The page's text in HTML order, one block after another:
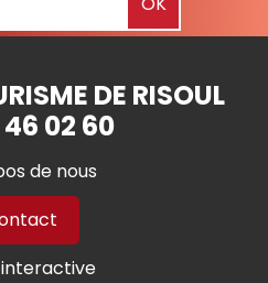
DE RISOUL
02 60
de nous